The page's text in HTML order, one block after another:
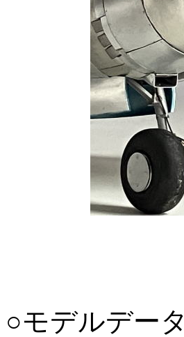
○モデルデータ